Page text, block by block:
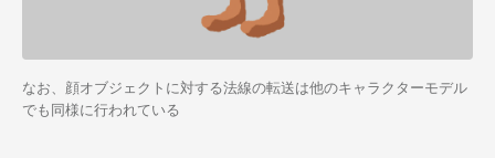
なお、顔オブジェクトに対する法線の転送は他のキャラクターモデル
でも同様に行われている